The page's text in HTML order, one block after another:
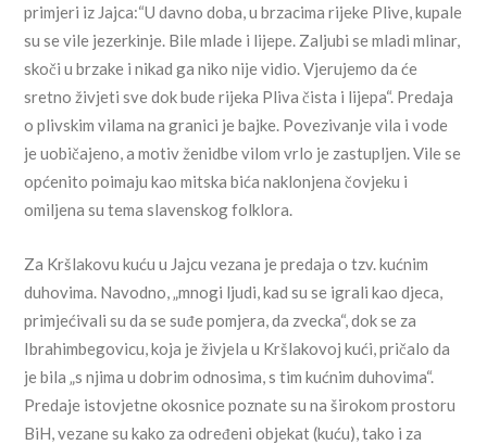
primjeri iz Jajca:“U davno doba, u brzacima rijeke Plive, kupale
su se vile jezerkinje. Bile mlade i lijepe. Zaljubi se mladi mlinar,
skoči u brzake i nikad ga niko nije vidio. Vjerujemo da će
sretno živjeti sve dok bude rijeka Pliva čista i lijepa“. Predaja
o plivskim vilama na granici je bajke. Povezivanje vila i vode
je uobičajeno, a motiv ženidbe vilom vrlo je zastupljen. Vile se
općenito poimaju kao mitska bića naklonjena čovjeku i
omiljena su tema slavenskog folklora.
Za Kršlakovu kuću u Jajcu vezana je predaja o tzv. kućnim
duhovima. Navodno, „mnogi ljudi, kad su se igrali kao djeca,
primjećivali su da se suđe pomjera, da zvecka“, dok se za
Ibrahimbegovicu, koja je živjela u Kršlakovoj kući, pričalo da
je bila „s njima u dobrim odnosima, s tim kućnim duhovima“.
Predaje istovjetne okosnice poznate su na širokom prostoru
BiH, vezane su kako za određeni objekat (kuću), tako i za